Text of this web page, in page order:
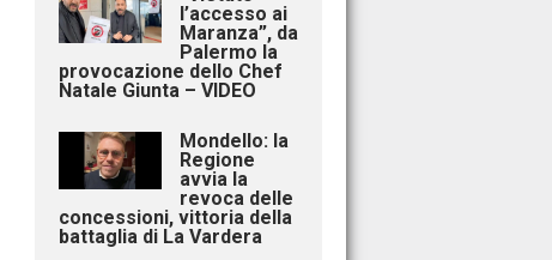
l’accesso ai
Maranza”, da
Palermo la
provocazione dello Chef
Natale Giunta – VIDEO
Mondello: la
Regione
avvia la
revoca delle
concessioni, vittoria della
battaglia di La Vardera